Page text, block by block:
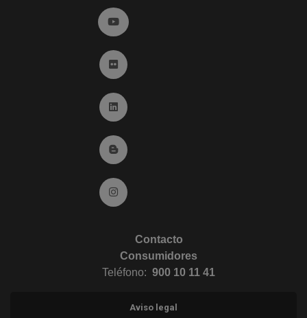
Ir a YouTube (abre en ventana nueva)
Ir a Flickr (abre en ventana nueva)
Ir a Linkedin (abre en ventana nueva)
Ir al Blog (abre en ventana nueva)
Ir a Instagram (abre en ventana nueva)
Contacto
Consumidores
Teléfono: 900 10 11 41
Aviso legal